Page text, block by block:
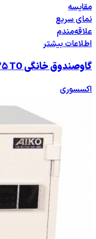
مقایسه
نمای سریع
علاقه‌مندم
اطلاعات بیشتر
گاوصندوق خانگی RST-25 TO
اکسسوری